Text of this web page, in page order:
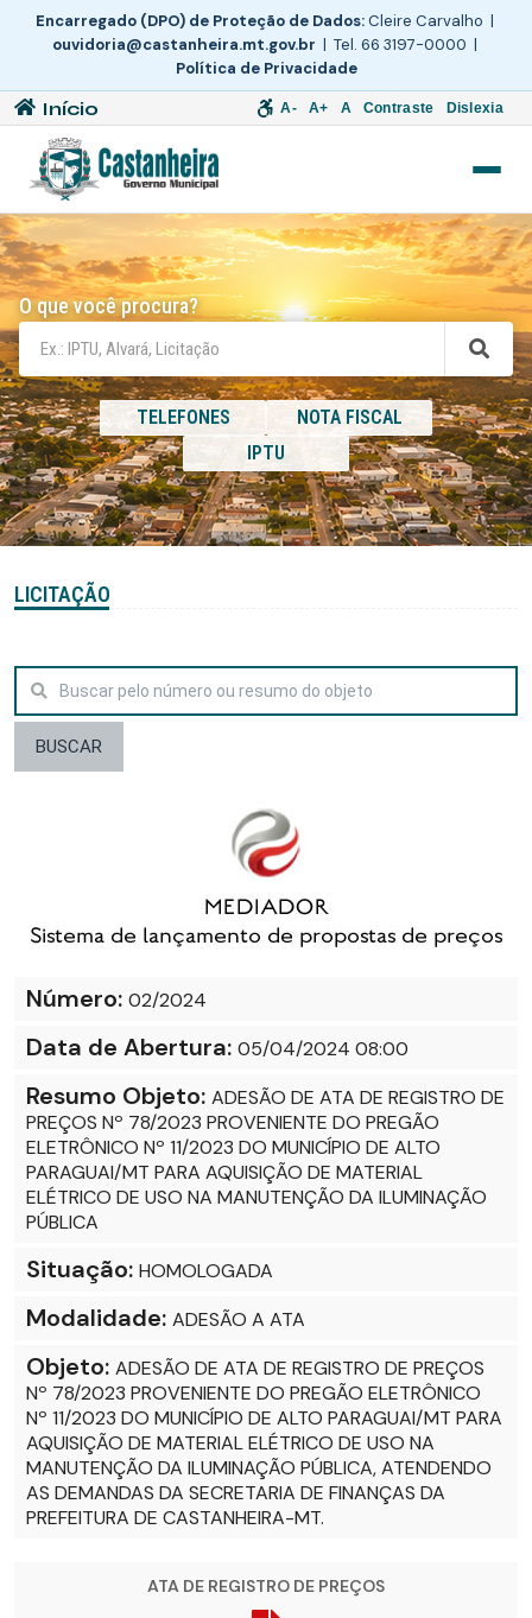
Encarregado (DPO) de Proteção de Dados:Cleire Carvalho |
ouvidoria@castanheira.mt.gov.br | Tel. 66 3197-0000 |
Política de Privacidade
Início A- A+ A Contraste Dislexia
O que você procura?
TELEFONES
NOTA FISCAL
IPTU
LICITAÇÃO
BUSCAR
Número: 02/2024
Data de Abertura: 05/04/2024 08:00
Resumo Objeto: ADESÃO DE ATA DE REGISTRO DE
PREÇOS Nº 78/2023 PROVENIENTE DO PREGÃO
ELETRÔNICO Nº 11/2023 DO MUNICÍPIO DE ALTO
PARAGUAI/MT PARA AQUISIÇÃO DE MATERIAL
ELÉTRICO DE USO NA MANUTENÇÃO DA ILUMINAÇÃO
PÚBLICA
Situação: HOMOLOGADA
Modalidade: ADESÃO A ATA
Objeto: ADESÃO DE ATA DE REGISTRO DE PREÇOS
Nº 78/2023 PROVENIENTE DO PREGÃO ELETRÔNICO
Nº 11/2023 DO MUNICÍPIO DE ALTO PARAGUAI/MT PARA
AQUISIÇÃO DE MATERIAL ELÉTRICO DE USO NA
MANUTENÇÃO DA ILUMINAÇÃO PÚBLICA, ATENDENDO
AS DEMANDAS DA SECRETARIA DE FINANÇAS DA
PREFEITURA DE CASTANHEIRA-MT.
ATA DE REGISTRO DE PREÇOS